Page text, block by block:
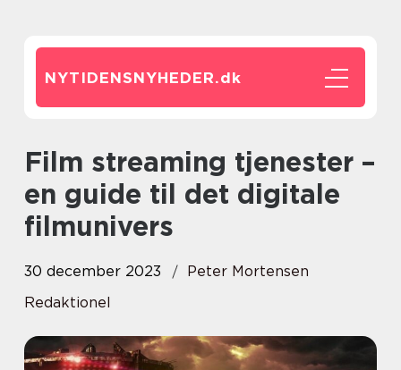
NYTIDENSNYHEDER.dk
Film streaming tjenester –
en guide til det digitale
filmunivers
30 december 2023
Peter Mortensen
Redaktionel